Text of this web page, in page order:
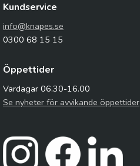
Kundservice
info@knapes.se
0300 68 15 15
Öppettider
Vardagar 06.30-16.00
Se nyheter för avvikande öppettider